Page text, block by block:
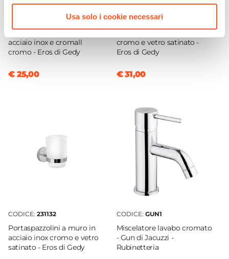
Usa solo i cookie necessari
Portasalviette a snodo in
acciaio inox e cromall
cromo - Eros di Gedy
€ 25,00
CODICE:23331323
Portascopino in acciaio inox
cromo e vetro satinato -
Eros di Gedy
€ 31,00
CODICE: 231132
Portaspazzolini a muro in
acciaio inox cromo e vetro
satinato - Eros di Gedy
CODICE: GUN1
Miscelatore lavabo cromato
- Gun di Jacuzzi -
Rubinetteria